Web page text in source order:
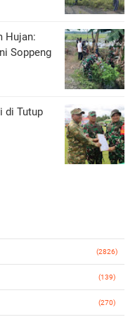
Hujan:
Soppeng
di Tutup
(2826)
(139)
(270)